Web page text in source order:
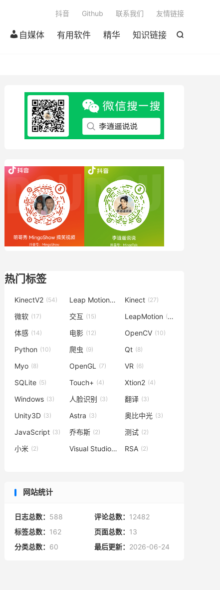

自媒体 有用软件 精华 知识链接
抖音 Github 联系我们 友情链接
热门标签
KinectV2 (54) Leap Motion(42) Kinect (27)
微软 (17) 交互 (15) LeapMotion (15)
体感 (14) 电影 (12) OpenCV (10)
Python (10) 爬虫 (9) Qt (8)
Myo (8) OpenGL (7) VR (6)
SQLite (5) Touch+ (4) Xtion2 (4)
Windows (3) 人脸识别 (3) 翻译 (3)
Unity3D (3) Astra (3) 奥比中光 (3)
JavaScript (3) 乔布斯 (2) 测试 (2)
小米 (2) Visual Studio(2) RSA (2)
网站统计
日志总数： 588 评论总数： 12482
标签总数： 162 页面总数： 13
分类总数： 60 最后更新： 2026-06-24